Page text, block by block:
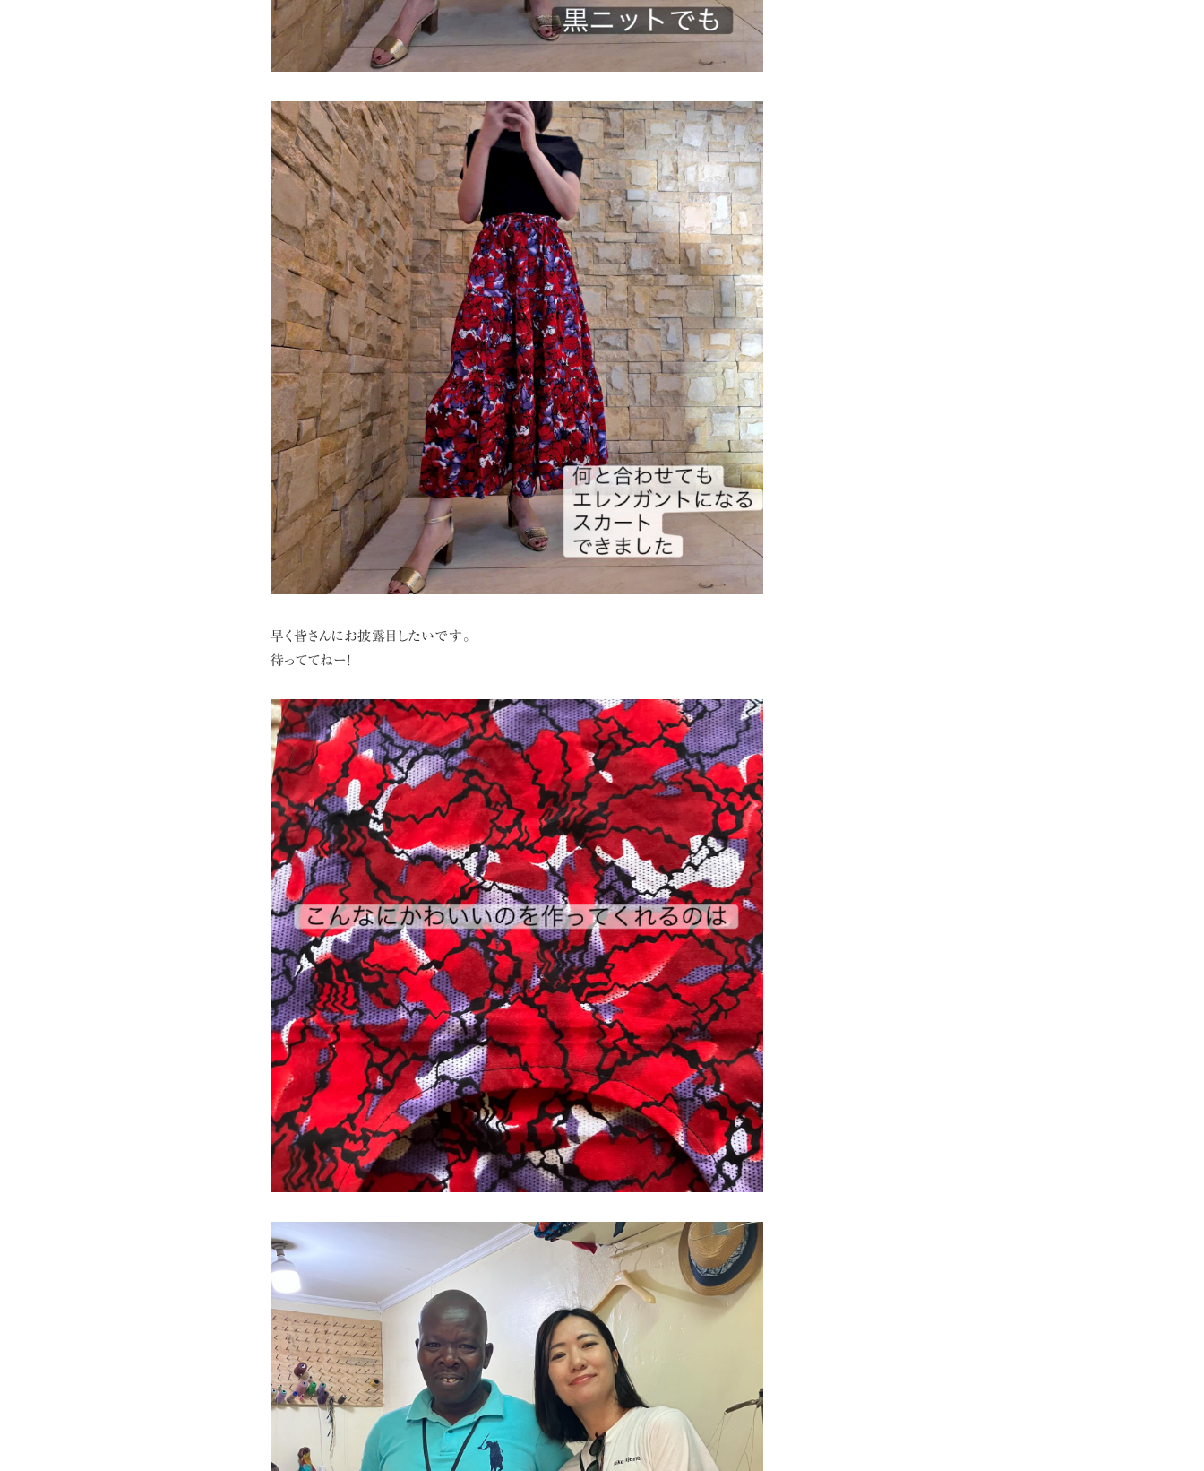
早く皆さんにお披露目したいです。
待っててねー!